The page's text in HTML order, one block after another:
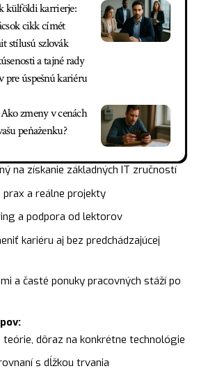
külföldi karrierje:
cikk címét
stílusú szlovák
a tajné rady
pre úspešnú kariéru
zmeny v cenách
peňaženku?
na získanie základných IT zručností
prax a reálne projekty
a podpora od lektorov
kariéru aj bez predchádzajúcej
a časté ponuky pracovných stáží po
dôraz na konkrétne technológie
s dĺžkou trvania